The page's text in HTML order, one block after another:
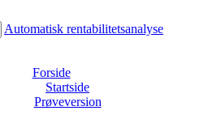
Automatisk rentabilitetsanalyse
Forside
Startside
Prøveversion